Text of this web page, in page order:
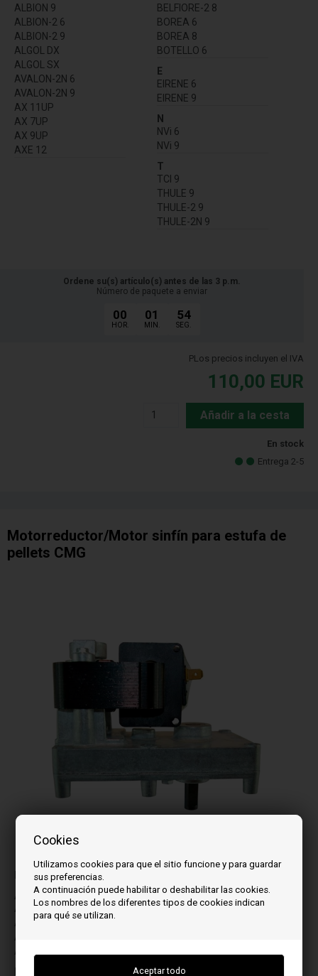
Cookies
Utilizamos cookies para que el sitio funcione y para guardar
sus preferencias.
A continuación puede habilitar o deshabilitar las cookies.
Los nombres de los diferentes tipos de cookies indican
para qué se utilizan.
ALBION 9
ALBION-2 6
ALBION-2 9
ALGOL DX
ALGOL SX
AVALON-2N 6
AVALON-2N 9
AX 11UP
AX 7UP
AX 9UP
AXE 12
BELFIORE-2 8
BOREA 6
BOREA 8
BOTELLO 6
E
EIRENE 6
EIRENE 9
N
NVi 6
NVi 9
T
TCI 9
THULE 9
THULE-2 9
THULE-2N 9
Ordene su(s) artículo(s) antes de las 3 p.m.
Número de paquete a enviar
00
HOR.
01
MIN.
53
SEG.
PLos precios incluyen el IVA
110,00 EUR
Añadir a la cesta
En stock
Entrega 2-5
Motorreductor/Motor sinfín para estufa de
pellets CMG
para el modelo:
A
AQ 12
AQ 15
AQ 18
ATOMO UP
L
LOOP 12